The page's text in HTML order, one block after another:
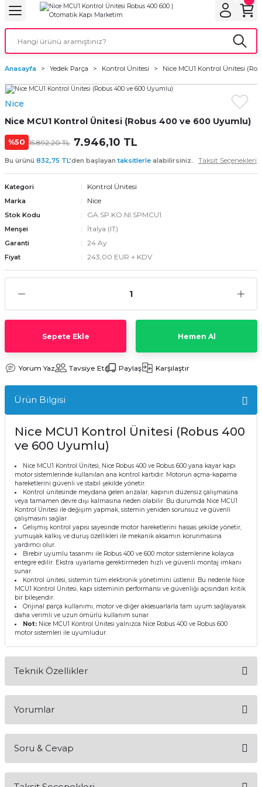
Geri Dön
Geri Dön
Motorlar
(UPS)
Geri Dön
Geri Dön
Geri Dön
Anasayfa Yedek Parça Kontrol Ünitesi Nice MCU1 Kontrol Ünitesi
Nice
Nice MCU1 Kontrol Ünitesi (Robus 400 ve 600 Uyumlu)
%50 15.892,20 TL 7.946,10 TL
Bu ürünü 832,75 TL’den başlayantaksitlerle alabilirsiniz. Taksit Seçenekleri
Kategori Kontrol Ünitesi
Marka Nice
Stok Kodu GA.SP.KO.NI.SPMCU1
Menşei İtalya (IT)
Garanti 24 Ay
Fiyat 243,00 EUR + KDV
Sepete Ekle Hemen Al
Yorum Yaz Tavsiye Et Paylaş Karşılaştır
Ürün Bilgisi
Nice MCU1 Kontrol Ünitesi (Robus 400
ve 600 Uyumlu)
Nice MCU1 Kontrol Ünitesi, Nice Robus 400 ve Robus 600 yana kayar kapı
motor sistemlerinde kullanılan ana kontrol kartıdır. Motorun açma-kapama
hareketlerini güvenli ve stabil şekilde yönetir.
Kontrol ünitesinde meydana gelen arızalar, kapının düzensiz çalışmasına
veya tamamen devre dışı kalmasına neden olabilir. Bu durumda Nice MCU1
Kontrol Ünitesi ile değişim yapmak, sistemin yeniden sorunsuz ve güvenli
çalışmasını sağlar.
Gelişmiş kontrol yapısı sayesinde motor hareketlerini hassas şekilde yönetir,
yumuşak kalkış ve duruş özellikleri ile mekanik aksamın korunmasına
yardımcı olur.
Birebir uyumlu tasarımı ile Robus 400 ve 600 motor sistemlerine kolayca
entegre edilir. Ekstra uyarlama gerektirmeden hızlı ve güvenli montaj imkanı
sunar.
Kontrol ünitesi, sistemin tüm elektronik yönetimini üstlenir. Bu nedenle Nice
MCU1 Kontrol Ünitesi, kapı sisteminin performansı ve güvenliği açısından kritik
bir bileşendir.
Orijinal parça kullanımı, motor ve diğer aksesuarlarla tam uyum sağlayarak
daha verimli ve uzun ömürlü kullanım sunar.
Not: Nice MCU1 Kontrol Ünitesi yalnızca Nice Robus 400 ve Robus 600
motor sistemleri ile uyumludur.
Teknik Özellikler
Ürün Tipi
Uyumlu Model Nice Robus 400 / Robus 600
Fonksiyon
Yorumlar
Soru & Cevap